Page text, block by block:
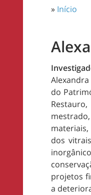
» Início
do
dos
projetos
a